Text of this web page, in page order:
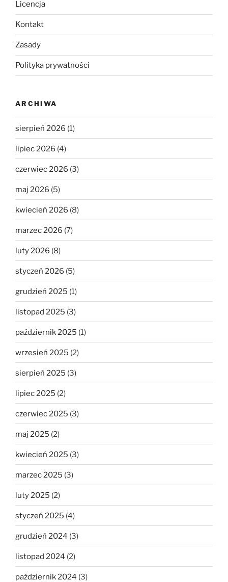
Licencja
Kontakt
Zasady
Polityka prywatności
ARCHIWA
sierpień 2026 (1)
lipiec 2026 (4)
czerwiec 2026 (3)
maj 2026 (5)
kwiecień 2026 (8)
marzec 2026 (7)
luty 2026 (8)
styczeń 2026 (5)
grudzień 2025 (1)
listopad 2025 (3)
październik 2025 (1)
wrzesień 2025 (2)
sierpień 2025 (3)
lipiec 2025 (2)
czerwiec 2025 (3)
maj 2025 (2)
kwiecień 2025 (3)
marzec 2025 (3)
luty 2025 (2)
styczeń 2025 (4)
grudzień 2024 (3)
listopad 2024 (2)
październik 2024 (3)